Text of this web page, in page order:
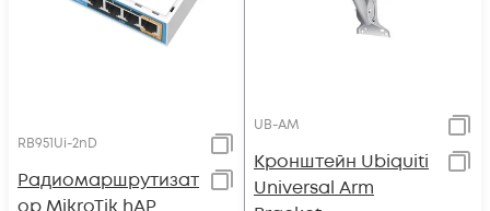
RB951Ui-2nD
Радиомаршрутизат
UB-AM
Кронштейн Ubiquiti
Universal Arm